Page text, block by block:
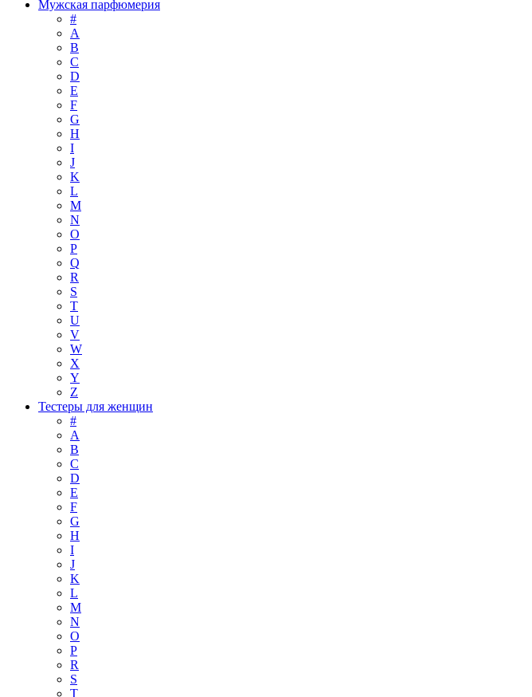
Мужская парфюмерия
#
A
B
C
D
E
F
G
H
I
J
K
L
M
N
O
P
Q
R
S
T
U
V
W
X
Y
Z
Тестеры для женщин
#
A
B
C
D
E
F
G
H
I
J
K
L
M
N
O
P
R
S
T